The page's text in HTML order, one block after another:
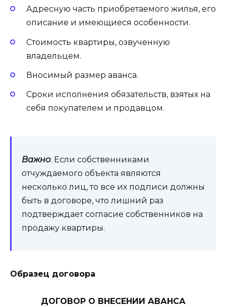
Адресную часть приобретаемого жилья, его
описание и имеющиеся особенности.
Стоимость квартиры, озвученную
владельцем.
Вносимый размер аванса.
Сроки исполнения обязательств, взятых на
себя покупателем и продавцом.
Важно: Если собственниками
отчуждаемого объекта являются
несколько лиц, то все их подписи должны
быть в договоре, что лишний раз
подтверждает согласие собственников на
продажу квартиры.
Образец договора
ДОГОВОР О ВНЕСЕНИИ АВАНСА